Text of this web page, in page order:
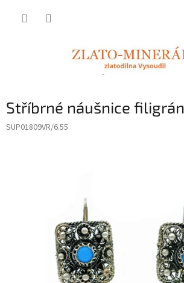
Stříbrné náušnice
SUP01809VR/6.55